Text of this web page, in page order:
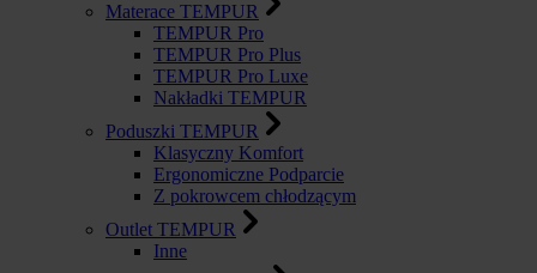
Materace TEMPUR
TEMPUR Pro
TEMPUR Pro Plus
TEMPUR Pro Luxe
Nakładki TEMPUR
Poduszki TEMPUR
Klasyczny Komfort
Ergonomiczne Podparcie
Z pokrowcem chłodzącym
Outlet TEMPUR
Inne